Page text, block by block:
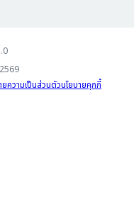
2569
ยความเป็นส่วนตัวนโยบายคุกกี้